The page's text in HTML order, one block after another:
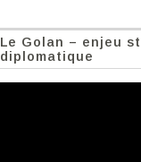
Le Golan – enjeu
diplomatique